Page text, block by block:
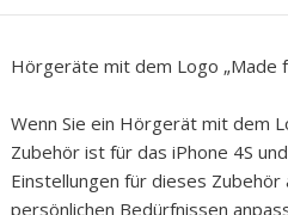
Hörgeräte mit dem Logo „Made
Wenn Sie ein Hörgerät mit dem
Zubehör ist für das iPhone 4S
Einstellungen für dieses
persönlichen Bedürfnissen